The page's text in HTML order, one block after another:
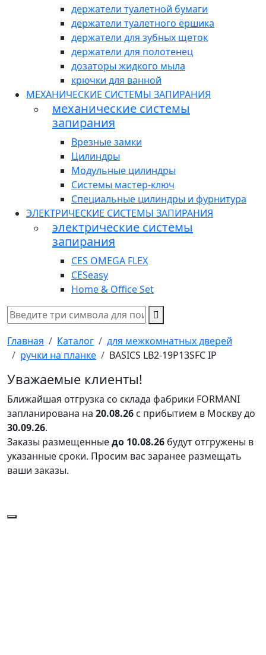
держатели туалетной бумаги
держатели туалетного ёршика
держатели для зубных щеток
держатели для полотенец
дозаторы жидкого мыла
крючки для ванной
МЕХАНИЧЕСКИЕ СИСТЕМЫ ЗАПИРАНИЯ
механические системы
запирания
Врезные замки
Цилиндры
Модульные цилиндры
Системы мастер-ключ
Специальные цилиндры и фурнитура
ЭЛЕКТРИЧЕСКИЕ СИСТЕМЫ ЗАПИРАНИЯ
электрические системы
запирания
CES OMEGA FLEX
CESeasy
Home & Office Set
Главная Каталог
для межкомнатных дверей
ручки на планке
BASICS LB2-19P13SFC IP
Уважаемые клиенты!
Ближайшая отгрузка со склада фабрики FORMANI
запланирована на 20.08.26 с прибытием в Москву до
30.09.26.
Заказы размещенныедо 10.08.26 будут отгружены в
указанные сроки. Просим вас заранее размещать
ваши заказы.